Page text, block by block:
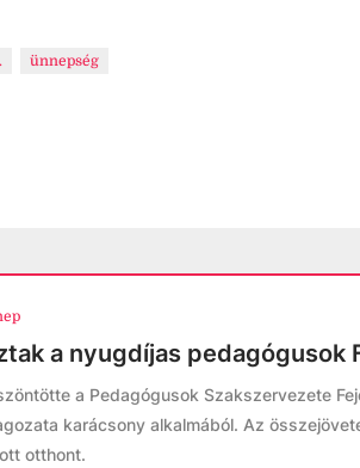
ünnepség
a nyugdíjas pedagógusok
a Pedagógusok Szakszervezete
karácsony alkalmából. Az
otthont.